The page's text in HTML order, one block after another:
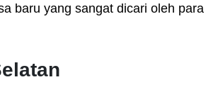
baru yang sangat dicari oleh para